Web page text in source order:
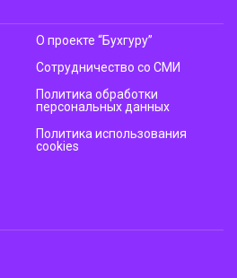
О проекте “Бухгуру”
Сотрудничество со СМИ
Политика обработки
персональных данных
Политика использования
cookies